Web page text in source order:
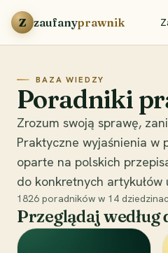
Przejdź do treści
Z zaufanyprawnik
BAZA WIEDZY
Poradniki
Zrozum swoją sprawę,
Praktyczne wyjaśnienia w
oparte na polskich
do konkretnych artykułów
1826 poradników w 14
Przeglądaj według